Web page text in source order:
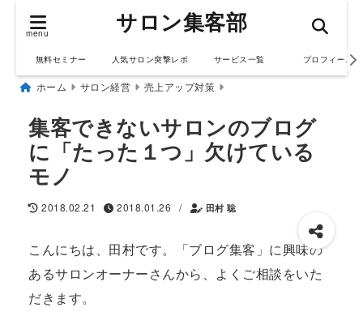
menu サロン集客部
無料セミナー 人気サロン突撃レポ サービス一覧 プロフィール
ホーム サロン経営 売上アップ対策
集客できないサロンのブログ
に「たった１つ」欠けている
モノ
2018.02.21 2018.01.26 / 田村 聡
こんにちは、田村です。「ブログ集客」に興味の
あるサロンオーナーさんから、よくご相談をいた
だきます。